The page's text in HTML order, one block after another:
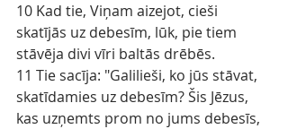
10 Kad tie, Viņam aizejot, cieši
skatījās uz debesīm, lūk, pie tiem
stāvēja divi vīri baltās drēbēs.
11 Tie sacīja: "Galilieši, ko jūs stāvat,
skatīdamies uz debesīm? Šis Jēzus,
kas uzņemts prom no jums debesīs,